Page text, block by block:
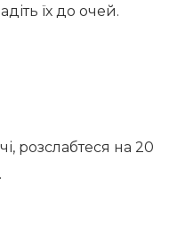
їх до очей.
розслабтеся на 20